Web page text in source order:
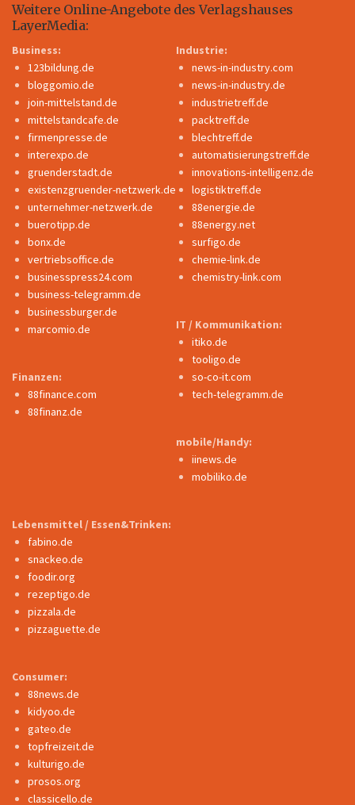
Weitere Online-Angebote des Verlagshauses
LayerMedia:
Business:
123bildung.de
bloggomio.de
join-mittelstand.de
mittelstandcafe.de
firmenpresse.de
interexpo.de
gruenderstadt.de
existenzgruender-netzwerk.de
unternehmer-netzwerk.de
buerotipp.de
bonx.de
vertriebsoffice.de
businesspress24.com
business-telegramm.de
businessburger.de
marcomio.de
Finanzen:
88finance.com
88finanz.de
Industrie:
news-in-industry.com
news-in-industry.de
industrietreff.de
packtreff.de
blechtreff.de
automatisierungstreff.de
innovations-intelligenz.de
logistiktreff.de
88energie.de
88energy.net
surfigo.de
chemie-link.de
chemistry-link.com
IT / Kommunikation:
itiko.de
tooligo.de
so-co-it.com
tech-telegramm.de
mobile/Handy:
iinews.de
mobiliko.de
Lebensmittel / Essen&Trinken:
fabino.de
snackeo.de
foodir.org
rezeptigo.de
pizzala.de
pizzaguette.de
Consumer:
88news.de
kidyoo.de
gateo.de
topfreizeit.de
kulturigo.de
prosos.org
classicello.de